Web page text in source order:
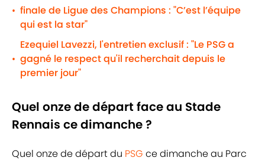
• finale de Ligue des Champions : "C’est l’équipe
qui est la star"
•
Ezequiel Lavezzi, l'entretien exclusif : "Le PSG a
gagné le respect qu'il recherchait depuis le
premier jour"
Quel onze de départ face au Stade
Rennais ce dimanche ?
Quel onze de départ du PSG ce dimanche au Parc